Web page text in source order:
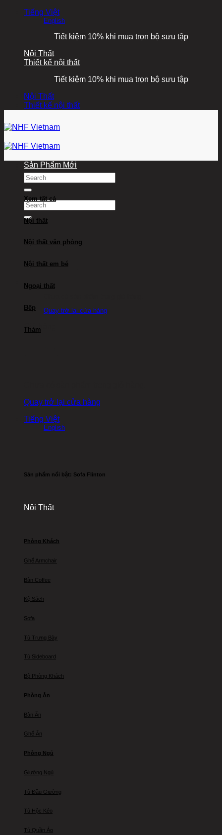
Tiếng Việt
English
Tiết kiệm 10% khi mua trọn bộ sưu tập
Nội Thất
Thiết kế nội thất
Tiết kiệm 10% khi mua trọn bộ sưu tập
Nội Thất
Thiết kế nội thất
Tìm
kiếm:
Tìm
kiếm:
Quay trở lại cửa hàng
Giỏ hàng
Quay trở lại cửa hàng
Tiếng Việt
English
Sản Phẩm Mới
Xem tất cả
Nội thất
Nội thất văn phòng
Nội thất em bé
Ngoại thất
Bếp
Thảm
Sản phẩm nổi bật: Sofa Flinton
Nội Thất
Phòng Khách
Ghế Armchair
Bàn Coffee
Kệ Sách
Sofa
Tủ Trưng Bày
Tủ Sideboard
Bộ Phòng Khách
Phòng Ăn
Bàn Ăn
Ghế Ăn
Phòng Ngủ
Giường Ngủ
Tủ Đầu Giường
Tủ Hộc Kéo
Tủ Quần Áo